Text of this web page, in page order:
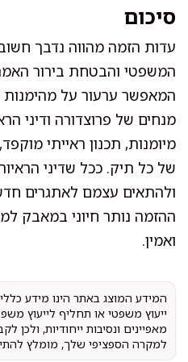
סיכום
עדות הזמה מהווה נדבך
המשפטי והבטחת בירור
המאפשר ערעור על מהימנות
מנחים של פרוצדורה ודיני
מיומנות, תכנון ראייתי
של כל תיק. ככל שדיני
ולהתאים עצמם לאתגרים
ההזמה נותר חיוני במאבק
ואמין.
המידע המוצג באתר הינו מידע
ייעוץ משפטי או תחליף לייעוץ
מאפיינים ונסיבות ייחודיות,
למקרה הספציפי שלך, מומלץ